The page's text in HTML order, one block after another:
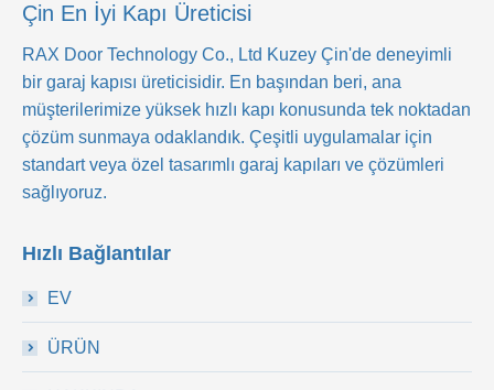
Çin En İyi Kapı Üreticisi
RAX Door Technology Co., Ltd Kuzey Çin'de deneyimli
bir garaj kapısı üreticisidir. En başından beri, ana
müşterilerimize yüksek hızlı kapı konusunda tek noktadan
çözüm sunmaya odaklandık. Çeşitli uygulamalar için
standart veya özel tasarımlı garaj kapıları ve çözümleri
sağlıyoruz.
Hızlı Bağlantılar
EV
ÜRÜN